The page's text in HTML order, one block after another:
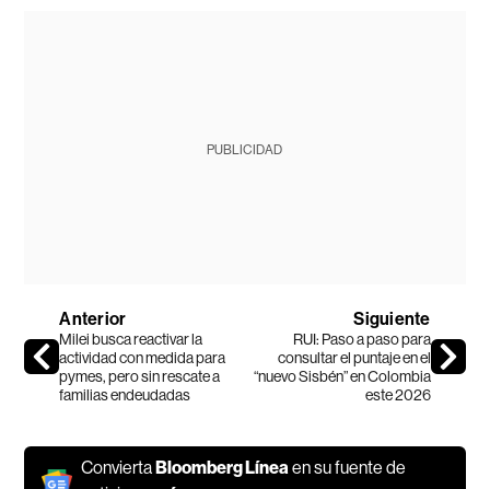
PUBLICIDAD
Anterior
Milei busca reactivar la
actividad con medida para
pymes, pero sin rescate a
familias endeudadas
Siguiente
RUI: Paso a paso para
consultar el puntaje en el
“nuevo Sisbén” en Colombia
este 2026
ConviertaBloomberg Líneaen su fuente de